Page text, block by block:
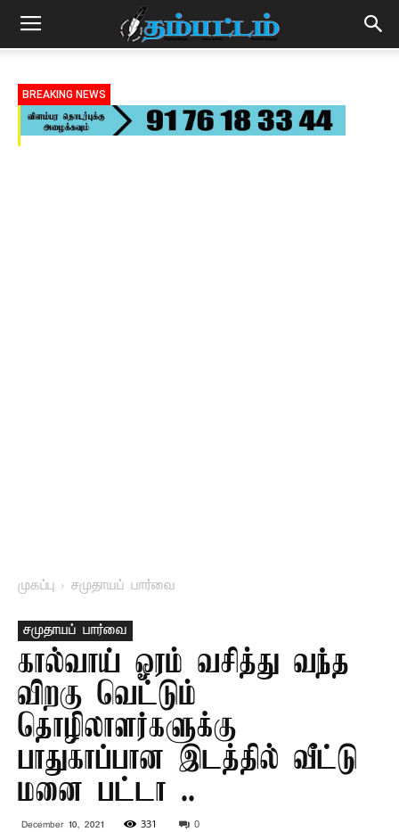
BREAKING NEWS
முகப்பு சமுதாயப் பார்வை
சமுதாயப் பார்வை
கால்வாய் ஓரம் வசித்து வந்த
விறகு வெட்டும்
தொழிலாளர்களுக்கு
பாதுகாப்பான இடத்தில் வீட்டு
மனை பட்டா ..
December 10, 2021 331 0